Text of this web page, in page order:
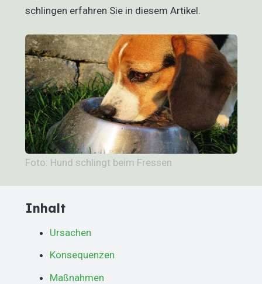
schlingen erfahren Sie in diesem Artikel.
Foto: Hund schlingt beim Fressen
Inhalt
Ursachen
Konsequenzen
Maßnahmen